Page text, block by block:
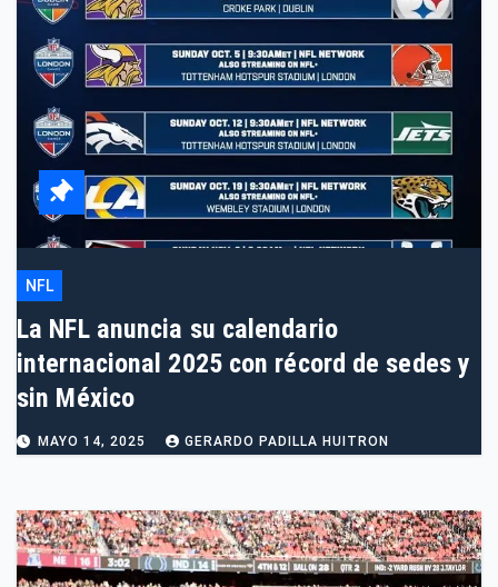
NFL
La NFL anuncia su calendario
internacional 2025 con récord de sedes y
sin México
MAYO 14, 2025 GERARDO PADILLA HUITRON